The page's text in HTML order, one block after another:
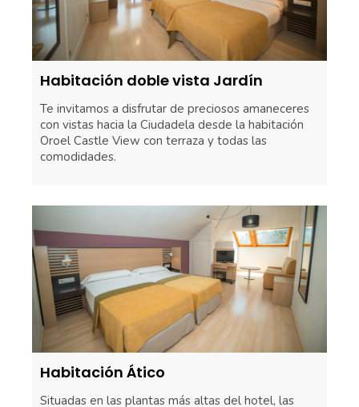
Habitación doble vista Jardín
Te invitamos a disfrutar de preciosos amaneceres
con vistas hacia la Ciudadela desde la habitación
Oroel Castle View con terraza y todas las
comodidades.
Habitación Ático
Situadas en las plantas más altas del hotel, las